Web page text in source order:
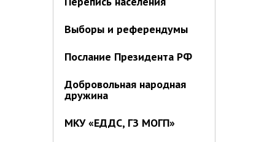
Выборы и референдумы
Послание Президента РФ
Добровольная народная
дружина
МКУ «ЕДДС, ГЗ МОГП»